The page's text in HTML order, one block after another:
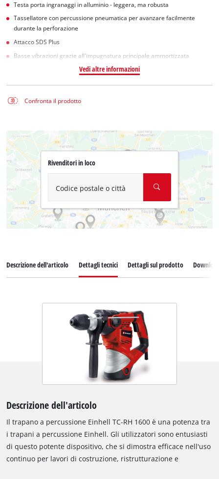
Testa porta ingranaggi in alluminio - leggera, ma robusta
Tassellatore con percussione pneumatica per avanzare facilmente
durante la perforazione
Attacco SDS Plus
Basse vibrazioni grazie all'impugnatura principale ammortizzata
Vedi altre informazioni
Confronta il prodotto
Rivenditori in loco
Codice postale o città
Descrizione dell'articolo Dettagli tecnici Dettagli sul prodotto
Descrizione dell'articolo
Il trapano a percussione Einhell TC-RH 1600 è una potenza tra
i trapani a percussione Einhell. Gli utilizzatori sono entusiasti
di questo potente dispositivo, che si dimostra efficace nell'uso
continuo per lavori di costruzione, ristrutturazione e